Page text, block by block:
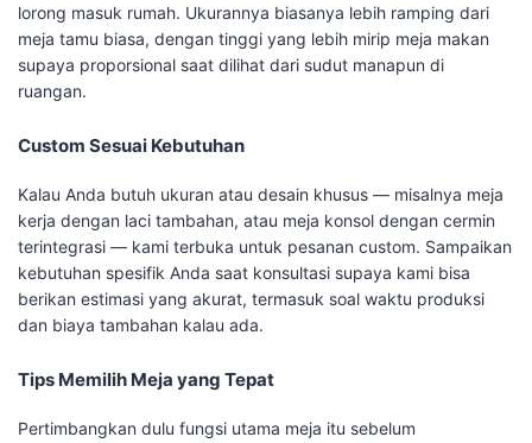
lorong masuk rumah. Ukurannya biasanya lebih ramping dari
meja tamu biasa, dengan tinggi yang lebih mirip meja makan
supaya proporsional saat dilihat dari sudut manapun di
ruangan.
Custom Sesuai Kebutuhan
Kalau Anda butuh ukuran atau desain khusus — misalnya meja
kerja dengan laci tambahan, atau meja konsol dengan cermin
terintegrasi — kami terbuka untuk pesanan custom. Sampaikan
kebutuhan spesifik Anda saat konsultasi supaya kami bisa
berikan estimasi yang akurat, termasuk soal waktu produksi
dan biaya tambahan kalau ada.
Tips Memilih Meja yang Tepat
Pertimbangkan dulu fungsi utama meja itu sebelum